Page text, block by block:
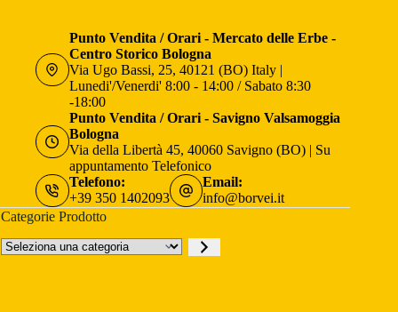
Punto Vendita / Orari - Mercato delle Erbe -
Centro Storico Bologna
Via Ugo Bassi, 25, 40121 (BO) Italy |
Lunedi'/Venerdi' 8:00 - 14:00 / Sabato 8:30
-18:00
Punto Vendita / Orari - Savigno Valsamoggia
Bologna
Via della Libertà 45, 40060 Savigno (BO) | Su
appuntamento Telefonico
Telefono:
+39 350 1402093
Email:
info@borvei.it
Categorie Prodotto
Seleziona
una